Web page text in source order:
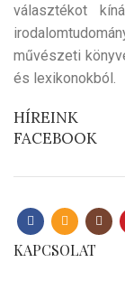
választékot
művészeti
és lexikonokból.
HÍREINK
FACEBOOK
KAPCSOLAT